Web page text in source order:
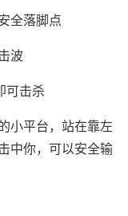
全落脚点
波
可击杀
小平台，站在靠左
中你，可以安全输